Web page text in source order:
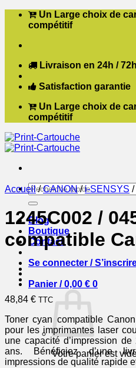
Passer Un Large choix de
compétitif
Livraison en 24h / 72h
Satisfaction garantie
Un Large choix de
compétitif
Recherche
pour :
Blog
Boutique
Contact
Se connecter /
Panier /0,00 € 0
Votre panier est
Accueil / CANON / i-SENSYS /
1245C002 /
compatible
48,84 € TTC
Toner cyan compatible
pour les imprimantes laser
une capacité d’impression
ans. Bénéficiez d’une
impressions de qualité rapide